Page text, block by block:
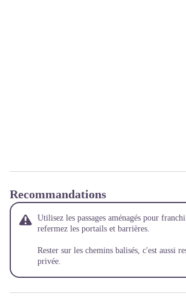
Recommandations
Utilisez les passages aménagés pour
refermez les portails et barrières.
Rester sur les chemins balisés, c'est aussi
privée.